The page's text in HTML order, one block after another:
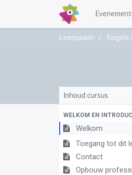
Leerpaden Engels
Inhoud cursus
WELKOM EN
Welkom
Toegang tot dit
Contact
Opbouw